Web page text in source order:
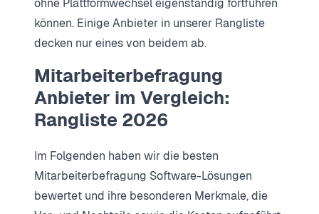
ohne Plattformwechsel eigenständig fortführen
können. Einige Anbieter in unserer Rangliste
decken nur eines von beidem ab.
Mitarbeiterbefragung
Anbieter im Vergleich:
Rangliste 2026
Im Folgenden haben wir die besten
Mitarbeiterbefragung Software-Lösungen
bewertet und ihre besonderen Merkmale, die